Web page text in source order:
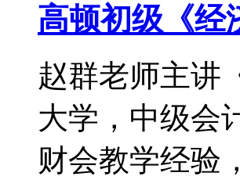
高顿初级《经
赵群老师主讲
大学，中级会
财会教学经验